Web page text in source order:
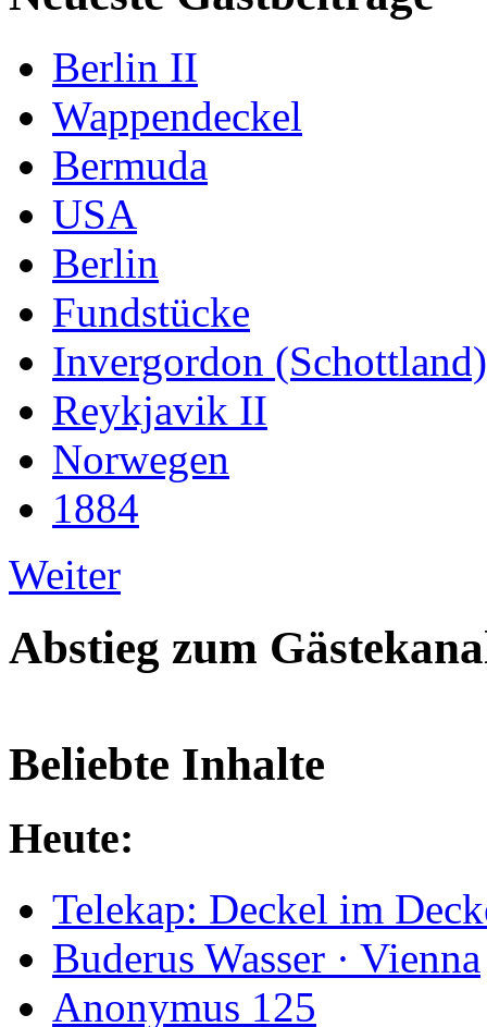
Berlin II
Wappendeckel
Bermuda
USA
Berlin
Fundstücke
Invergordon (Schottland)
Reykjavik II
Norwegen
1884
Weiter
Abstieg zum
Beliebte Inhalte
Heute:
Telekap: Deckel im
Buderus Wasser · Vienna
Anonymus 125